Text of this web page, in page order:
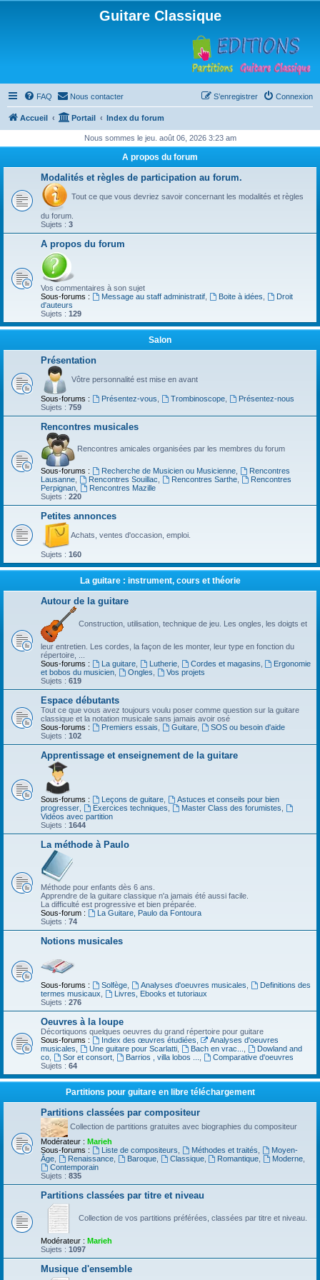
Guitare Classique
FAQ Nous contacter Connexion
S’enregistrer
Accueil Portail Index du forum
Nous sommes le jeu. août 06, 2026 3:23 am
A propos du forum
Modalités et règles de participation au forum.
Tout ce que vous devriez savoir concernant les modalités et règles
du forum.
Sujets : 3
A propos du forum
Vos commentaires à son sujet
Sous-forums :
Message au staff administratif, Boite à idées
Droit
d'auteurs
Sujets : 129
Salon
Présentation
Vôtre personnalité est mise en avant
Sous-forums : Présentez-vous Trombinoscope,
Présentez-nous
Sujets : 759
Rencontres musicales
Rencontres amicales organisées par les membres du forum
Sous-forums : Recherche de Musicien ou Musicienne,
Rencontres
Lausanne
Rencontres Souillac Rencontres Sarthe,
Rencontres
Perpignan
Rencontres Mazille
Sujets : 220
Petites annonces
Achats, ventes d'occasion, emploi.
Sujets : 160
La guitare : instrument, cours et théorie
Autour de la guitare
Construction, utilisation, technique de jeu. Les ongles, les doigts et
leur entretien. Les cordes, la façon de les monter, leur type en fonction du
répertoire, ...
Sous-forums :
La guitare, Lutherie, Cordes et magasins
Ergonomie
et bobos du musicien
Ongles
Vos projets
Sujets : 619
Espace débutants
Tout ce que vous avez toujours voulu poser comme question sur la guitare
classique et la notation musicale sans jamais avoir osé
Sous-forums :
Premiers essais Guitare,
SOS ou besoin d'aide
Sujets : 102
Apprentissage et enseignement de la guitare
Sous-forums : Leçons de guitare,
Astuces et conseils pour bien
progresser
Exercices techniques Master Class des forumistes
Vidéos avec partition
Sujets : 1644
La méthode à Paulo
Méthode pour enfants dès 6 ans.
Apprendre de la guitare classique n'a jamais été aussi facile.
La difficulté est progressive et bien préparée.
Sous-forum :
La Guitare, Paulo da Fontoura
Sujets : 74
Notions musicales
Sous-forums : Solfège, Analyses d'oeuvres musicales
Definitions des
termes musicaux
Livres, Ebooks et tutoriaux
Sujets : 276
Oeuvres à la loupe
Décortiquons quelques oeuvres du grand répertoire pour guitare
Sous-forums :
Index des œuvres étudiées
Analyses d'oeuvres
musicales
Une guitare pour Scarlatti, Bach en vrac...
Dowland and
co
Sor et consort, Barrios , villa lobos ...
Comparative d'oeuvres
Sujets : 64
Partitions pour guitare en libre téléchargement
Partitions classées par compositeur
Collection de partitions gratuites avec biographies du compositeur
Modérateur : Marieh
Sous-forums :
Liste de compositeurs Méthodes et traités
Moyen-
Âge
Renaissance, Baroque, Classique, Romantique Moderne
Contemporain
Sujets : 835
Partitions classées par titre et niveau
Collection de vos partitions préférées, classées par titre et niveau.
Modérateur : Marieh
Sujets : 1097
Musique d'ensemble